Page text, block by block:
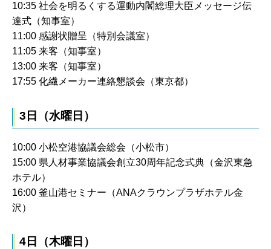
10:35 社会を明るくする運動内閣総理大臣メッセージ伝
達式（知事室）
11:00 感謝状贈呈（特別会議室）
11:05 来客（知事室）
13:00 来客（知事室）
17:55 化繊メーカー連絡懇談会（東京都）
3日（水曜日）
10:00 小松空港協議会総会（小松市）
15:00 県人材事業協議会創立30周年記念式典（金沢東急
ホテル）
16:00 釜山港セミナー（ANAクラウンプラザホテル金
沢）
4日（木曜日）